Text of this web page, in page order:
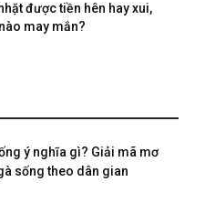
được tiền hên hay xui,
may mắn?
ý nghĩa gì? Giải mã mơ
sống theo dân gian